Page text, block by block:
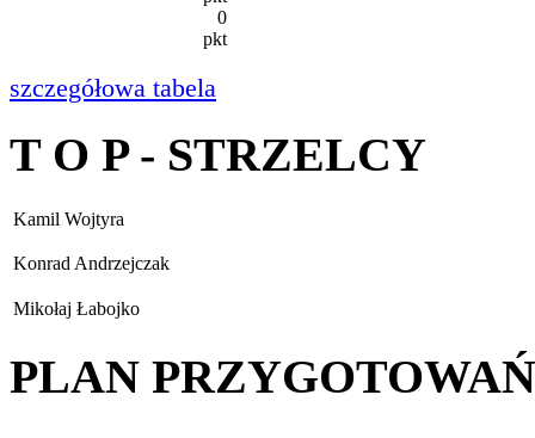
0
pkt
szczegółowa tabela
T O P - STRZELCY
Kamil Wojtyra
Konrad Andrzejczak
Mikołaj Łabojko
PLAN PRZYGOTOWAŃ